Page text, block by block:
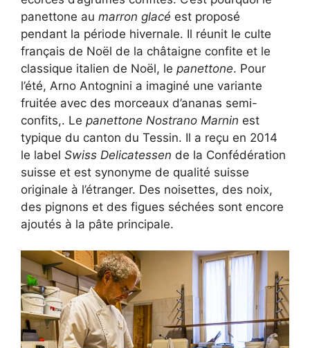
panettone au marron glacé est proposé
pendant la période hivernale. Il réunit le culte
français de Noël de la châtaigne confite et le
classique italien de Noël, le panettone. Pour
l’été, Arno Antognini a imaginé une variante
fruitée avec des morceaux d’ananas semi-
confits,. Le panettone Nostrano Marnin est
typique du canton du Tessin. Il a reçu en 2014
le label Swiss Delicatessen de la Confédération
suisse et est synonyme de qualité suisse
originale à l’étranger. Des noisettes, des noix,
des pignons et des figues séchées sont encore
ajoutés à la pâte principale.